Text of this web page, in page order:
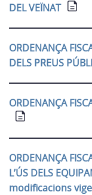
DEL VEÏNAT
ORDENANÇA
DELS PREUS
ORDENANÇA
ORDENANÇA
L’ÚS DELS
modificacions